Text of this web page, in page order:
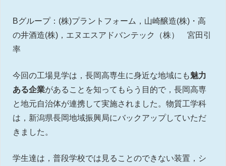
Bグループ：(株)プラントフォーム，山崎醸造(株)・高
の井酒造(株)，エヌエスアドバンテック（株） 宮田引
率
今回の工場見学は，長岡高専生に身近な地域にも魅力
ある企業があることを知ってもらう目的で，長岡高専
と地元自治体が連携して実施されました。物質工学科
は，新潟県長岡地域振興局にバックアップしていただ
きました。
学生達は，普段学校では見ることのできない装置，シ